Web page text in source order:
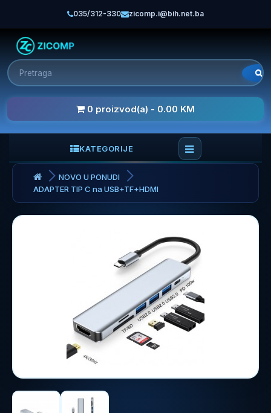
035/312-330 zicomp.i@bih.net.ba
0 proizvod(a) - 0.00 KM
KATEGORIJE
NOVO U PONUDI
ADAPTER TIP C na USB+TF+HDMI